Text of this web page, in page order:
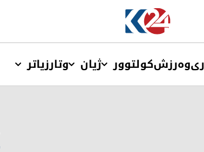
وەرزشکولتوور ژیان وتارزیاتر